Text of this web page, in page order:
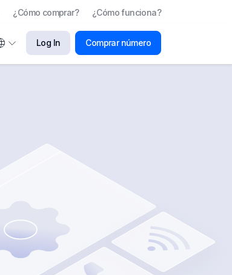
¿Cómo comprar? ¿Cómo funciona?
Log In Comprar número